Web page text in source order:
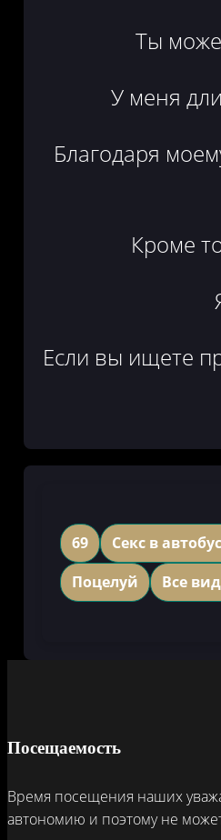
Ты
У меня
Благодаря
Кроме
Если вы ищете
69 Секс в
Поцелуй
Все
Посещаемость
Время посещения наших
автономию и поэтому не